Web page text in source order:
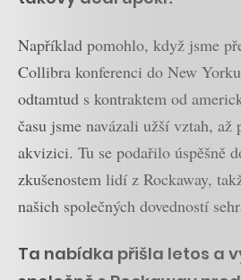
Například pomohlo, když jsme
Collibra konferenci do New
odtamtud s kontraktem od
času jsme navázali užší vztah, až
akvizici. Tu se podařilo úspěšně
zkušenostem lidí z Rockaway,
našich společných dovedností
Ta nabídka přišla letos a